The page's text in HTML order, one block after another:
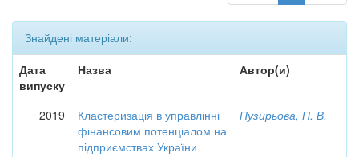
Знайдені матеріали:
Дата
випуску
Назва Автор(и)
2019
Кластеризація в управлінні
фінансовим потенціалом на
підприємствах України
Пузирьова, П. В.